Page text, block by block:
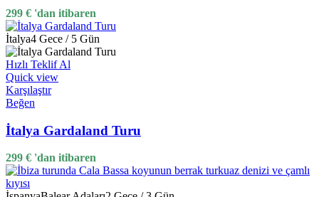
299 € 'dan itibaren
İtalya4 Gece / 5 Gün
Hızlı Teklif Al
Quick view
Karşılaştır
Beğen
İtalya Gardaland Turu
299 € 'dan itibaren